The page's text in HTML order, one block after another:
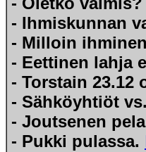
- Ihmiskunnan
- Milloin
- Eettinen lahja
- Torstain 23.12
- Sähköyhtiöt
- Joutsenen
- Pukki pulassa.